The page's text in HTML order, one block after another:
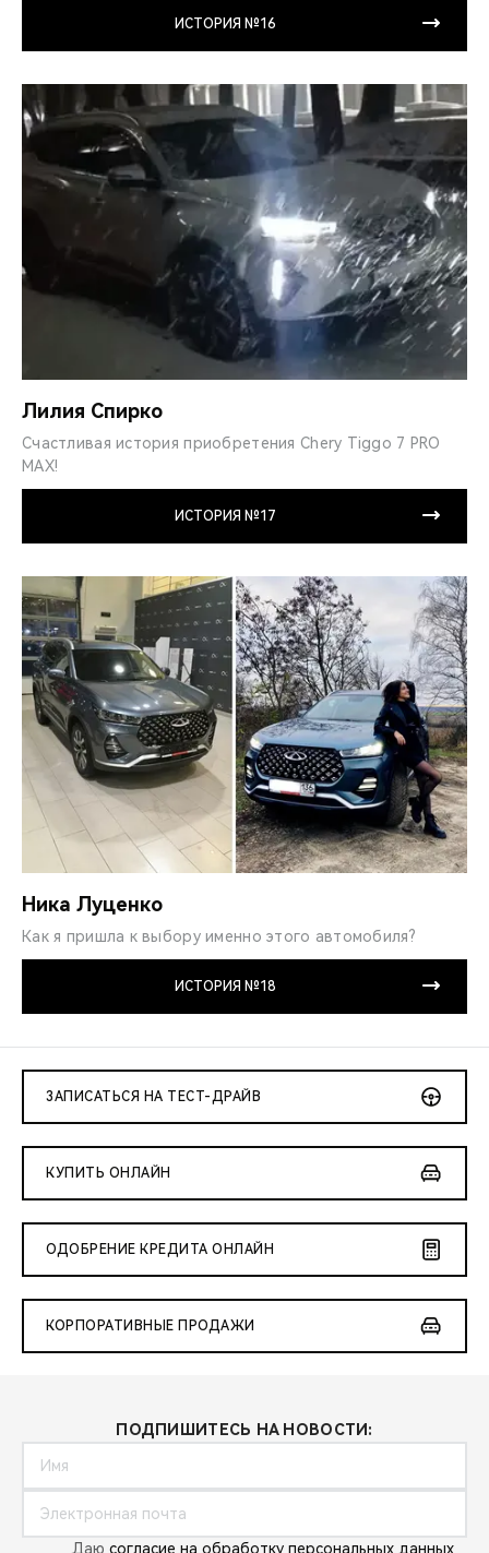
ИСТОРИЯ №16
Лилия Спирко
Счастливая история приобретения Chery Tiggo 7 PRO
MAX!
ИСТОРИЯ №17
Ника Луценко
Как я пришла к выбору именно этого автомобиля?
ИСТОРИЯ №18
ЗАПИСАТЬСЯ НА ТЕСТ-ДРАЙВ
КУПИТЬ ОНЛАЙН
ОДОБРЕНИЕ КРЕДИТА ОНЛАЙН
КОРПОРАТИВНЫЕ ПРОДАЖИ
ПОДПИШИТЕСЬ НА НОВОСТИ:
Даю согласие на обработку персональных данных